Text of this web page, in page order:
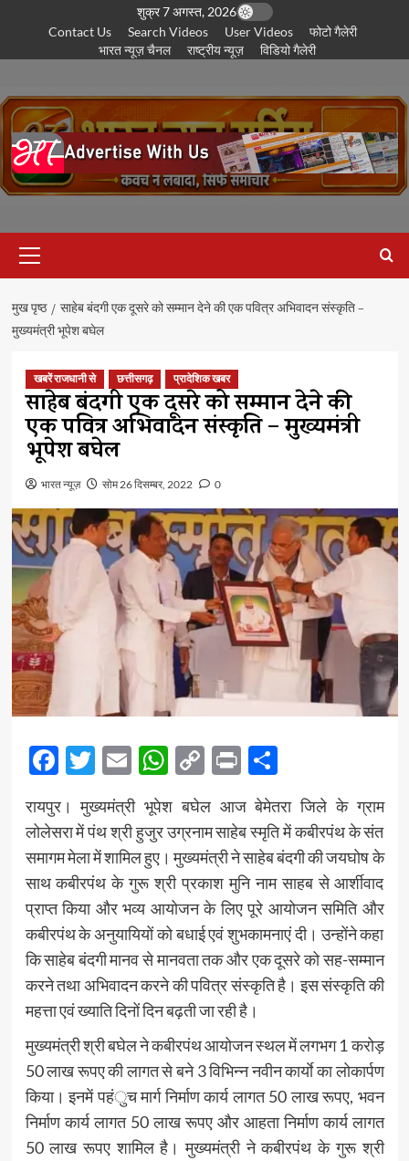
पर
शुक्र 7 अगस्त, 2026
Contact Us
Search Videos User Videos
फोटो गैलेरी
भारत न्यूज़ चैनल
राष्ट्रीय न्यूज़ विडियो गैलेरी
सूची
मुख पृष्ठ
साहेब बंदगी एक दूसरे को सम्मान देने की एक पवित्र अभिवादन संस्कृति –
मुख्यमंत्री भूपेश बघेल
खबरें राजधानी से छत्तीसगढ़ प्रादेशिक खबर
साहेब बंदगी एक दूसरे को सम्मान देने की
एक पवित्र अभिवादन संस्कृति – मुख्यमंत्री
भूपेश बघेल
भारत न्यूज़ सोम 26 दिसम्बर, 2022 0
Facebook
Twitter
EmailWhatsApp
Copy
Link
PrintShare
रायपुर। मुख्यमंत्री भूपेश बघेल आज बेमेतरा जिले के ग्राम
लोलेसरा में पंथ श्री हुजुर उग्रनाम साहेब स्मृति में कबीरपंथ के संत
समागम मेला में शामिल हुए। मुख्यमंत्री ने साहेब बंदगी की जयघोष के
साथ कबीरपंथ के गुरू श्री प्रकाश मुनि नाम साहब से आर्शीवाद
प्राप्त किया और भव्य आयोजन के लिए पूरे आयोजन समिति और
कबीरपंथ के अनुयायियों को बधाई एवं शुभकामनाएं दी। उन्होंने कहा
कि साहेब बंदगी मानव से मानवता तक और एक दूसरे को सह-सम्मान
करने तथा अभिवादन करने की पवित्र संस्कृति है। इस संस्कृति की
महत्ता एवं ख्याति दिनों दिन बढ़ती जा रही है।
मुख्यमंत्री श्री बघेल ने कबीरपंथ आयोजन स्थल में लगभग 1 करोड़
50 लाख रूपए की लागत से बने 3 विभिन्न नवीन कार्याे का लोकार्पण
किया। इनमें पहंुच मार्ग निर्माण कार्य लागत 50 लाख रूपए, भवन
निर्माण कार्य लागत 50 लाख रूपए और आहता निर्माण कार्य लागत
50 लाख रूपए शामिल है। मुख्यमंत्री ने कबीरपंथ के गुरू श्री